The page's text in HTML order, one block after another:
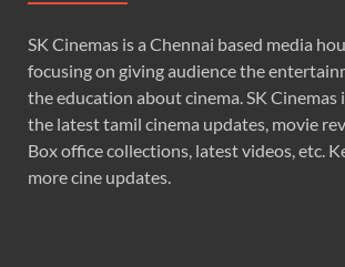
SK Cinemas is a Chennai based media
focusing on giving audience the
the education about cinema. SK Cinemas
the latest tamil cinema updates, movie
Box office collections, latest videos, etc.
more cine updates.